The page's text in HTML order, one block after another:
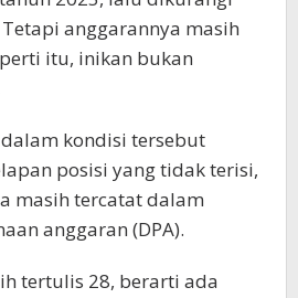
anggarannya masih
itu, inikan bukan
kondisi tersebut
posisi yang tidak terisi,
masih tercatat dalam
anggaran (DPA).
tertulis 28, berarti ada